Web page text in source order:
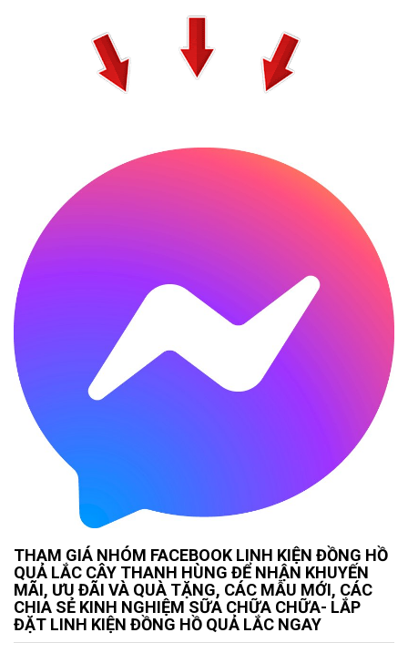
THAM GIÁ NHÓM FACEBOOK LINH KIỆN ĐỒNG HỒ
QUẢ LẮC CÂY THANH HÙNG ĐỂ NHẬN KHUYẾN
MÃI, ƯU ĐÃI VÀ QUÀ TẶNG, CÁC MẪU MỚI, CÁC
CHIA SẺ KINH NGHIỆM SỮA CHỮA CHỮA- LẮP
ĐẶT LINH KIỆN ĐỒNG HỒ QUẢ LẮC NGAY